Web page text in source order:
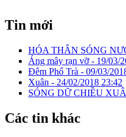
Tin mới
HÓA THÂN SÓNG
Áng mây rạn vỡ - 19/03/
Đêm Phổ Trà - 09/03/
Xuân - 24/02/2018 23:42
SÓNG DỮ CHIỀU
Các tin khác